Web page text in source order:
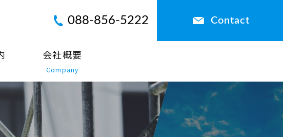
会社概要
Company
088-856-5222 Contact